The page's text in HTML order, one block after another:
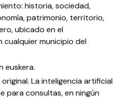
historia, sociedad,
patrimonio, territorio,
ubicado en el
cualquier municipio del
euskera.
La inteligencia artificial
para consultas, en ningún